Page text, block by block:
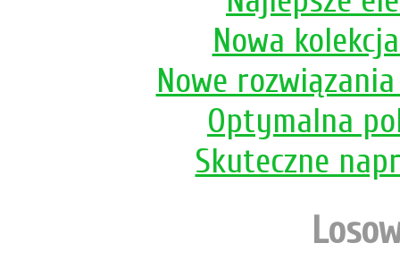
Nowa
Nowe
Optymalna
Skuteczne